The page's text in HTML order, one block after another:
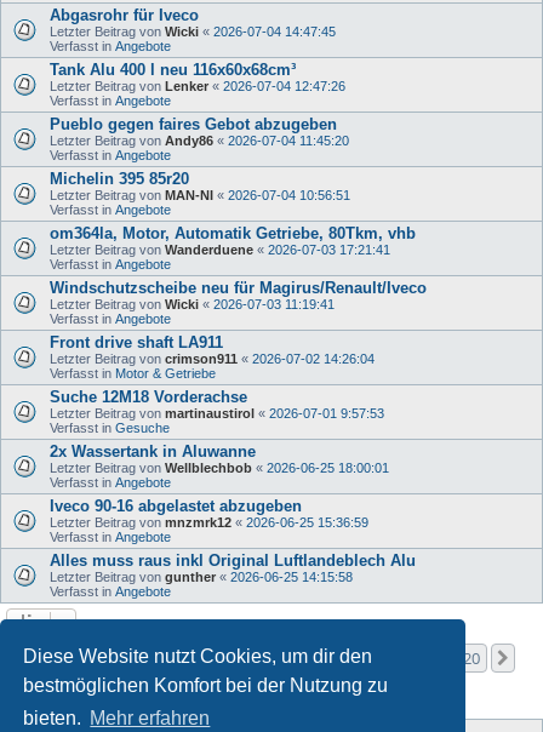
Diese Website nutzt Cookies, um dir den
bestmöglichen Komfort bei der Nutzung zu
bieten. Mehr erfahren
Abgasrohr für Iveco
Letzter Beitrag von Wicki « 2026-07-04 14:47:45
Verfasst in Angebote
Tank Alu 400 l neu 116x60x68cm³
Letzter Beitrag von Lenker « 2026-07-04 12:47:26
Verfasst in Angebote
Pueblo gegen faires Gebot abzugeben
Letzter Beitrag von Andy86 « 2026-07-04 11:45:20
Verfasst in Angebote
Michelin 395 85r20
Letzter Beitrag von MAN-NI « 2026-07-04 10:56:51
Verfasst in Angebote
om364la, Motor, Automatik Getriebe, 80Tkm, vhb
Letzter Beitrag von Wanderduene « 2026-07-03 17:21:41
Verfasst in Angebote
Windschutzscheibe neu für Magirus/Renault/Iveco
Letzter Beitrag von Wicki « 2026-07-03 11:19:41
Verfasst in Angebote
Front drive shaft LA911
Letzter Beitrag von crimson911 « 2026-07-02 14:26:04
Verfasst in Motor & Getriebe
Suche 12M18 Vorderachse
Letzter Beitrag von martinaustirol « 2026-07-01 9:57:53
Verfasst in Gesuche
2x Wassertank in Aluwanne
Letzter Beitrag von Wellblechbob « 2026-06-25 18:00:01
Verfasst in Angebote
Iveco 90-16 abgelastet abzugeben
Letzter Beitrag von mnzmrk12 « 2026-06-25 15:36:59
Verfasst in Angebote
Alles muss raus inkl Original Luftlandeblech Alu
Letzter Beitrag von gunther « 2026-06-25 14:15:58
Verfasst in Angebote
Die Suche ergab mehr als 1000 Treffer Seite1von
1 2 3 20